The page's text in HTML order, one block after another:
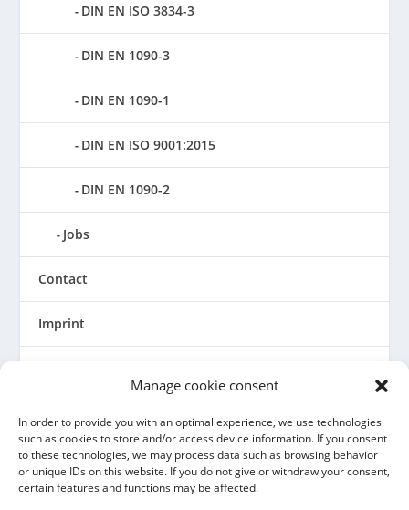
Manage cookie consent
In order to provide you with an optimal experience, we use technologies
such as cookies to store and/or access device information. If you consent
to these technologies, we may process data such as browsing behavior
or unique IDs on this website. If you do not give or withdraw your consent,
certain features and functions may be affected.
DIN EN ISO 3834-3
DIN EN 1090-3
DIN EN 1090-1
DIN EN ISO 9001:2015
DIN EN 1090-2
Jobs
Contact
Imprint
Cookie Directive (EU)